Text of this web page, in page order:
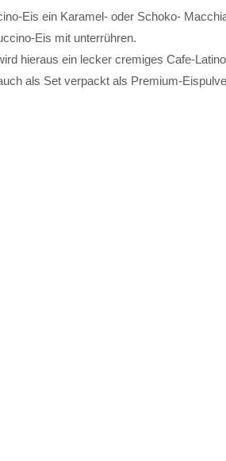
Eis ein Karamel- oder Schoko-
Eis mit unterrühren.
hieraus ein lecker cremiges Cafe-
als Set verpackt als Premium-